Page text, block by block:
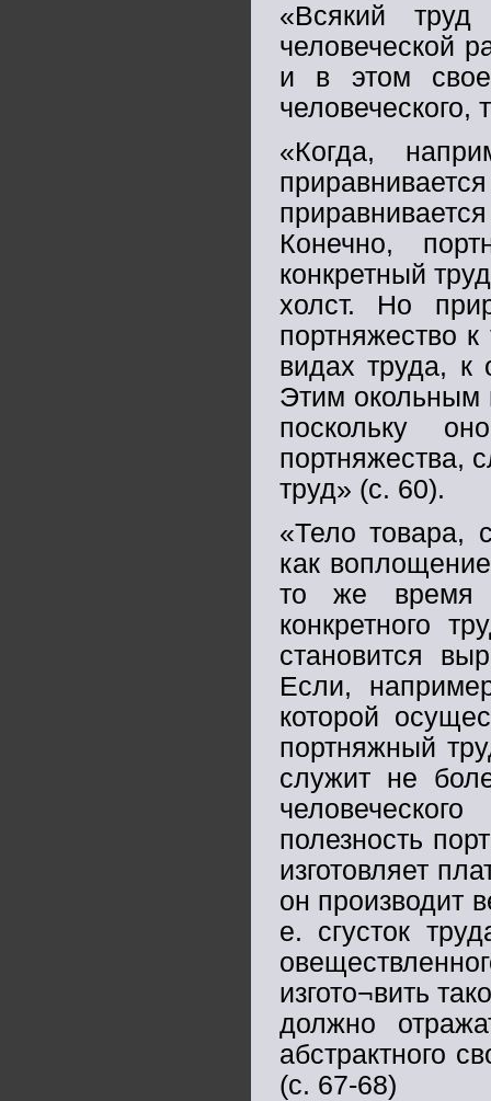
«Всякий
человеческой
и в этом
человеческого,
«Когда,
Конечно,
конкретный
холст. Но
портняжество
видах труда, к
Этим окольным
поскольку
портняжества,
труд» (с. 60).
«Тело товара,
как
то же время
конкретного
становится
Если,
которой
портняжный
служит не
полезность
изготовляет
он производит
е. сгусток
изгото¬вить
должно
абстрактного
(с. 67-68)